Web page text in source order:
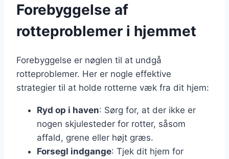
Forebyggelse af
rotteproblemer i hjemmet
Forebyggelse er nøglen til at undgå
rotteproblemer. Her er nogle effektive
strategier til at holde rotterne væk fra dit hjem:
Ryd op i haven: Sørg for, at der ikke er
nogen skjulesteder for rotter, såsom
affald, grene eller højt græs.
Forsegl indgange: Tjek dit hjem for